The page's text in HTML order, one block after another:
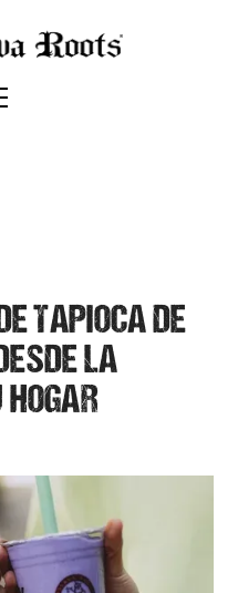
TAPIOCA DE
LA